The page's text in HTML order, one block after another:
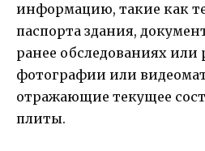
информацию, такие как
паспорта здания,
ранее обследованиях или
фотографии или
отражающие текущее
плиты.